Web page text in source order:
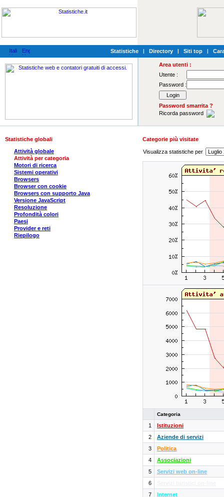
Statistiche | Directory | Siti top |
Area utenti :
Utente :
Password :
Password smarrita ?
Ricorda password
Statistiche globali
Attività globale
Attività per categoria
Motori di ricerca
Sistemi operativi
Browsers
Browser con cookie
Browsers con supporto Java
Versione JavaScript
Resoluzione
Profondità colori
Paesi
Provider e reti
Riepilogo
Categorie più visitate
Visualizza statistiche per
Categoria
1
Istituzioni
2
Aziende di servizi
3
Politica
4
Associazioni
5
Servizi web on-line
6
7
Internet